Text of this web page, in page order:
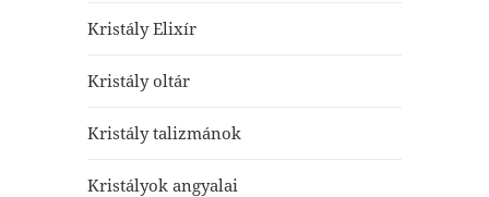
Kristály Elixír
Kristály oltár
Kristály talizmánok
Kristályok angyalai